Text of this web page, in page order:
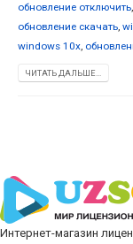
обновление отключить,
обновление скачать,
windows 10x,
ЧИТАТЬ ДАЛЬШЕ...
Интернет-магазин